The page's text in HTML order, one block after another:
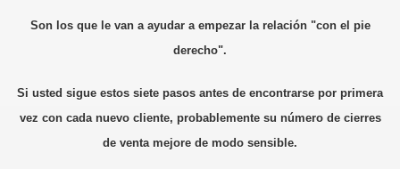
Son los que le van a ayudar a empezar la relación "con el pie
derecho".
Si usted sigue estos siete pasos antes de encontrarse por primera
vez con cada nuevo cliente, probablemente su número de cierres
de venta mejore de modo sensible.
de otros